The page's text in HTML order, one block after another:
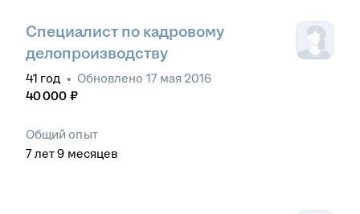
Специалист по кадровому
делопроизводству
41 год • Обновлено 17 мая 2016
40 000 ₽
Общий опыт
7лет 9 месяцев